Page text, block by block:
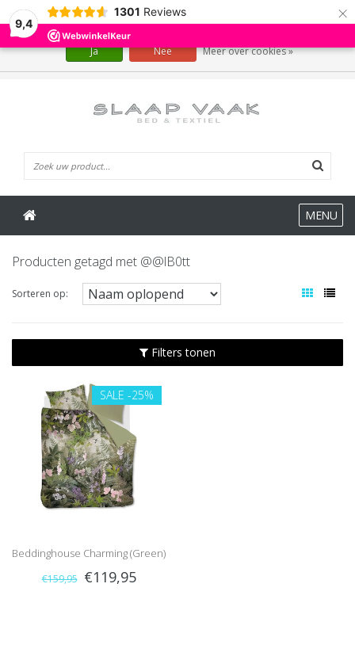
9,4
1301 Reviews ×
MENU
Producten getagd met @@lB0tt
Sorteren op:
Filters tonen
SALE -25%
Beddinghouse Charming (Green)
€159,95 €119,95
Wij slaan cookies op om onze website te verbeteren. Is dat akkoord?
Ja Nee Meer over cookies »